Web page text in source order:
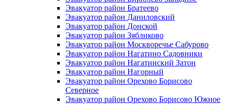
Эвакуатор район Братеево
Эвакуатор район Даниловский
Эвакуатор район Донской
Эвакуатор район Зябликово
Эвакуатор район Москворечье Сабурово
Эвакуатор район Нагатино Cадовники
Эвакуатор район Нагатинский Затон
Эвакуатор район Нагорный
Эвакуатор район Орехово Борисово
Северное
Эвакуатор район Орехово Борисово Южное